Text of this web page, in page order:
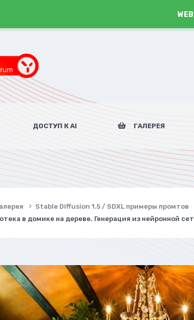
ДОСТУП К AI ГАЛЕРЕЯ
Stable Diffusion 1.5 / SDXL примеры промтов
в домике на дереве. Генерация из нейронной